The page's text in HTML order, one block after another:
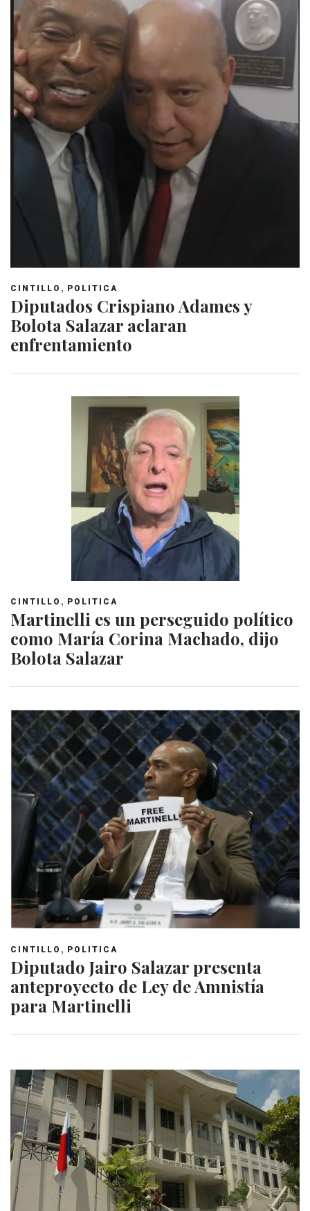
CINTILLO , POLITICA
Diputados Crispiano Adames y
Bolota Salazar aclaran
enfrentamiento
CINTILLO , POLITICA
Martinelli es un perseguido político
como María Corina Machado, dijo
Bolota Salazar
CINTILLO , POLITICA
Diputado Jairo Salazar presenta
anteproyecto de Ley de Amnistía
para Martinelli